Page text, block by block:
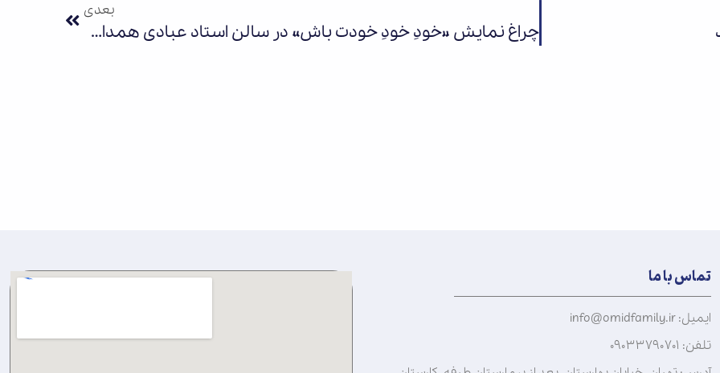
بعدی
چراغ نمایش «خودِ خودِ خودت باش» در سالن استاد عبادی همدان روشن شد
تماس با ما
ایمیل: info@omidfamily.ir
تلفن: ۰۹۰۳۳۷۹۰۷۰۱